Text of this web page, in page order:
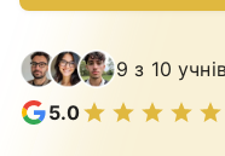
9 з 10
5.0